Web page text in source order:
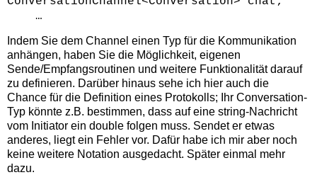
…
Indem Sie dem Channel einen Typ für die Kommunikation
anhängen, haben Sie die Möglichkeit, eigenen
Sende/Empfangsroutinen und weitere Funktionalität darauf
zu definieren. Darüber hinaus sehe ich hier auch die
Chance für die Definition eines Protokolls; Ihr Conversation-
Typ könnte z.B. bestimmen, dass auf eine string-Nachricht
vom Initiator ein double folgen muss. Sendet er etwas
anderes, liegt ein Fehler vor. Dafür habe ich mir aber noch
keine weitere Notation ausgedacht. Später einmal mehr
dazu.